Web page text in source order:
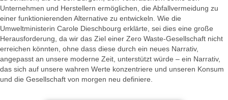
Unternehmen und Herstellern ermöglichen, die Abfallvermeidung zu
einer funktionierenden Alternative zu entwickeln. Wie die
Umweltministerin Carole Dieschbourg erklärte, sei dies eine große
Herausforderung, da wir das Ziel einer Zero Waste-Gesellschaft nicht
erreichen könnten, ohne dass diese durch ein neues Narrativ,
angepasst an unsere moderne Zeit, unterstützt würde – ein Narrativ,
das sich auf unsere wahren Werte konzentriere und unseren Konsum
und die Gesellschaft von morgen neu definiere.